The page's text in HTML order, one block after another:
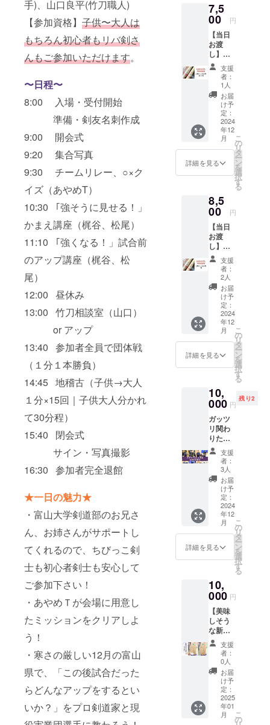
手)、山口良平(竹刀職人)
【参加資格】 子供〜大人は
もちろん初心者もリバ剣さ
んもご参加いただけます。
〜日程〜
8:00 入場・受付開始
準備・剣友名刺作成
9:00 開会式
9:20 集合写真
9:30 チームリレー、○×ク
イズ（あやめT）
10:30 ｢強そうに見せる！」
かまえ講座（梶谷、松尾）
11:10 ｢強くなる！」試合前
のアップ講座（梶谷、松
尾）
12:00 昼休み
13:00 竹刀相談室（山口）
or アップ
13:40 参加者全員で団体戦
（１分１本勝負）
14:45 地稽古（子供→大人
１分×15回｜子供大人分かれ
て30分程）
15:40 閉会式
サイン・写真撮影
16:30 参加者完全退館
★一日の魅力★
・富山大学剣道部のお兄さ
ん、お姉さんがサポートし
てくれるので、ちびっこ剣
士も初心者剣士も安心して
ご参加下さい！
・あやめＴが会場に用意し
たミッションをクリアしよ
う！
・寒さの厳しい12月の富山
県で、「この後試合だった
らどんなアップをするとい
いか？」をプロ剣道家と現
きな
かった
場合は
発送と
なり、
その場
合は別
途送料
がかか
りま
す。
持ち物
で差を
つけた
い方、
少年指
導関係
の方、
ユーモ
アを大
切にさ
れてい
る方に
オスス
メの一
本で
当日お
渡しで
場合は
発送と
なり、
その場
合は別
途送料
がかか
りま
す。
ます。
・36〜
ズで
す。39
サイズ
をご希
望の方
は「エ
クスカ
リバー
39」の
リター
ンをご
選択下
さい。
・練習
刀をお
求めの
方や、
ユーモ
アを大
切にさ
れてい
る方に
オスス
メの一
本で
す。 ※
当日お
渡しで
きな
場合は
発送と
合は別
途送料
がかか
りま
す。
※34以下
のサイ
ズはご
用意し
ており
ませ
ん。
しする
為、特
別価格
の竹刀
です。
・胴張
型の聖
剣竹刀
です。
あやめ
Ｔも練
習用で
愛用し
ていま
す。 ・
菖蒲稽
古会in
ます。
・39サ
す。
36〜38
サイズ
をご希
望の方
は「エ
クスカ
リバー
36〜
38」の
リター
ンをご
選択下
さい。
すい竹
刀をお
方や、
ユーモ
アを大
切にさ
れてい
る方に
オスス
メの一
本で
す。 ※
当日お
渡しで
かった
場合は
その場
合は別
途送料
がかか
りま
す。
7,5
00 円
【当日
お渡
し】２
本セッ
トの綾
芽28〜
38 ・
2024年
12月7日
「菖蒲
稽古会
in富
山」の
会場で
支援者
しする
為、特
別価格
の竹刀
です。
・富山
県開催
記念竹
刀で
す。 ・
菖蒲稽
古会in
富山の
応援に
繋がり
ます。
・28〜
サイズ
をご希
は「２
本セッ
トの綾
芽39」
のリ
ターン
をご選
択下さ
い。 ・
他の人
と持ち
物で差
をつけ
たい
方、
ユーモ
アを大
切にさ
れてい
る方に
オスス
メの一
本で
す。 ※
当日お
渡しで
きな
かった
場合は
支援
者：
1人
お届
け予
定：
2024
年12
月
詳細を見る
こ
の
リ
タ
ー
ン
を
選
択
す
る
8,5
00 円
【当日
お渡
し】２
本セッ
トの綾
芽39 ・
2024年
12月7日
「菖蒲
稽古会
in富
山」の
会場で
支援者
様に直
為、特
別価格
の竹刀
です。
・富山
県開催
記念竹
刀で
す。 ・
菖蒲稽
古会in
富山の
応援に
繋がり
ます。
・39サ
イズで
をご希
望の方
本セッ
トの綾
芽28〜
38」の
リター
ンをご
選択下
さい。
・他の
人と持
ち物で
差をつ
支援
者：
2人
お届
け予
定：
2024
年12
月
詳細を見る
こ
の
リ
タ
ー
ン
を
選
択
す
る
10,
000 円
残り2
ガッツ
リ関わ
りた
い！
【ス
タッフ
として
参加＋
前日夜
に開催
チーム
の食事
会に参
加でき
るチ
《食事
会につ
いて》
・チ
ケット
には飲
食代が
含まれ
ていま
す。 ・
スタッ
フが未
成年者
の場合
は必ず
支援
者：
3人
お届
け予
定：
2024
年12
月
詳細を見る
こ
の
リ
タ
ー
ン
を
選
択
す
る
10,
000 円
【美味
しそう
な新作
竹刀
28〜
38】
チュロ
ス ・あ
なたの
剣道に
笑顔
を。剣
支援
者：
0人
お届
け予
定：
2025
年01
月
こ
の